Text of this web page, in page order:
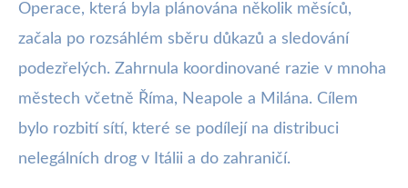
Operace, která byla plánována několik měsíců,
začala po rozsáhlém sběru důkazů a sledování
podezřelých. Zahrnula koordinované razie v mnoha
městech včetně Říma, Neapole a Milána. Cílem
bylo rozbití sítí, které se podílejí na distribuci
nelegálních drog v Itálii a do zahraničí.